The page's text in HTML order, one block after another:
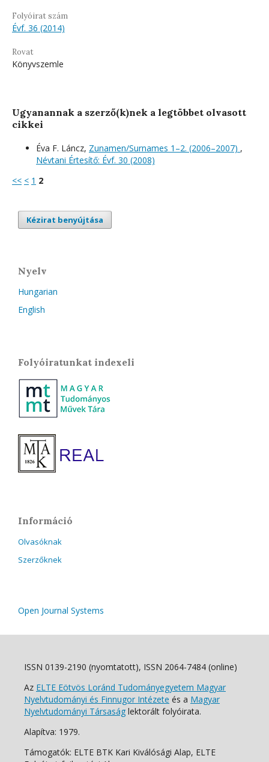
Folyóirat szám
Évf. 36 (2014)
Rovat
Könyvszemle
Ugyanannak a szerző(k)nek a legtöbbet olvasott
cikkei
Éva F. Láncz, Zunamen/Surnames 1–2. (2006–2007) ,
Névtani Értesítő: Évf. 30 (2008)
<< < 1 2
Kézirat benyújtása
Nyelv
Hungarian
English
Folyóiratunkat indexeli
Információ
Olvasóknak
Szerzőknek
Open Journal Systems
ISSN 0139-2190 (nyomtatott), ISSN 2064-7484 (online)
Az ELTE Eötvös Loránd Tudományegyetem Magyar
Nyelvtudományi és Finnugor Intézete és a Magyar
Nyelvtudományi Társaság lektorált folyóirata.
Alapítva: 1979.
Támogatók: ELTE BTK Kari Kiválósági Alap, ELTE